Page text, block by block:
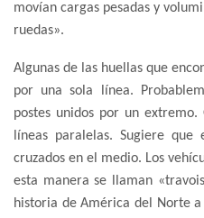
movían cargas pesadas y
ruedas».
Algunas de las huellas que
por una sola línea.
postes unidos por un
líneas paralelas. Sugiere que
cruzados en el medio. Los
esta manera se llaman
historia de América del Norte